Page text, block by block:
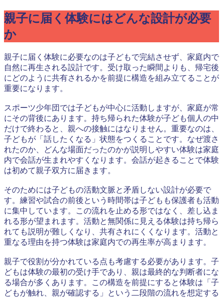
親子に届く体験にはどんな設計が必要
か
親子に届く体験に必要なのは子どもで完結させず、家庭内で
自然に再生される設計です。受け取った瞬間よりも、帰宅後
にどのように共有されるかを前提に構造を組み立てることが
重要になります。
スポーツ少年団では子どもが中心に活動しますが、家庭が常
にその背後にあります。持ち帰られた体験が子ども個人の中
だけで終わると、親への接触にはなりません。重要なのは、
子どもが「話したくなる」状態をつくることです。なぜ渡さ
れたのか、どんな場面だったのかが説明しやすい体験は家庭
内で会話が生まれやすくなります。会話が起きることで体験
は初めて親子双方に届きます。
そのためには子どもの活動文脈と矛盾しない設計が必要で
す。練習や試合の前後という時間帯は子どもも保護者も活動
に集中しています。この流れを止める形ではなく、差し込ま
れる形が望まれます。活動と無関係に見える体験は持ち帰ら
れても説明が難しくなり、共有されにくくなります。活動と
重なる理由を持つ体験は家庭内での再生率が高まります。
親子で役割が分かれている点も考慮する必要があります。子
どもは体験の最初の受け手であり、親は最終的な判断者にな
る場合が多くあります。この構造を前提にすると体験は「子
どもが触れ、親が確認する」という二段階の流れを想定する